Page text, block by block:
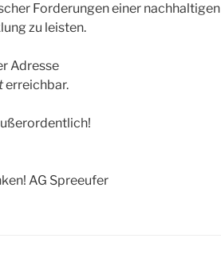
Forderungen einer nachhaltigen
zu leisten.
Adresse
erreichbar.
AG Spreeufer